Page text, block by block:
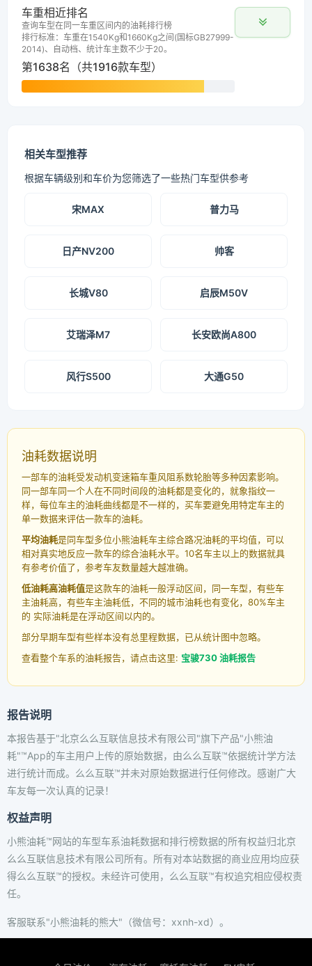
车重相近排名
查询车型在同一车重区间内的油耗排行榜
排行标准：车重在1540Kg和1660Kg之间(国标GB27999-
2014)、自动档、统计车主数不少于20。
第1638名（共1916款车型）
相关车型推荐
根据车辆级别和车价为您筛选了一些热门车型供参考
宋MAX 普力马
日产NV200 帅客
长城V80 启辰M50V
艾瑞泽M7 长安欧尚A800
风行S500 大通G50
油耗数据说明
一部车的油耗受发动机变速箱车重风阻系数轮胎等多种因素影响。
同一部车同一个人在不同时间段的油耗都是变化的，就象指纹一
样，每位车主的油耗曲线都是不一样的，买车要避免用特定车主的
单一数据来评估一款车的油耗。
平均油耗是同车型多位小熊油耗车主综合路况油耗的平均值，可以
相对真实地反应一款车的综合油耗水平。10名车主以上的数据就具
有参考价值了，参考车友数量越大越准确。
低油耗高油耗值是这款车的油耗一般浮动区间，同一车型，有些车
主油耗高，有些车主油耗低，不同的城市油耗也有变化，80%车主
的 实际油耗是在浮动区间以内的。
部分早期车型有些样本没有总里程数据，已从统计图中忽略。
查看整个车系的油耗报告，请点击这里: 宝骏730 油耗报告
报告说明
本报告基于"北京么么互联信息技术有限公司"旗下产品"小熊油
耗"™App的车主用户上传的原始数据，由么么互联™依据统计学方法
进行统计而成。么么互联™并未对原始数据进行任何修改。感谢广大
车友每一次认真的记录！
权益声明
小熊油耗™网站的车型车系油耗数据和排行榜数据的所有权益归北京
么么互联信息技术有限公司所有。所有对本站数据的商业应用均应获
得么么互联™的授权。未经许可使用，么么互联™有权追究相应侵权责
任。
客服联系"小熊油耗的熊大"（微信号：xxnh-xd）。